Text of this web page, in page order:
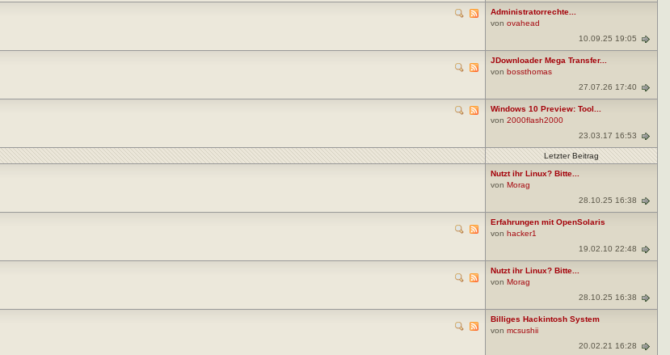
Administratorrechte...
von ovahead
10.09.25 19:05
JDownloader Mega Transfer...
von bossthomas
27.07.26 17:40
Windows 10 Preview: Tool...
von 2000flash2000
23.03.17 16:53
Letzter Beitrag
Nutzt ihr Linux? Bitte...
von Morag
28.10.25 16:38
Erfahrungen mit OpenSolaris
von hacker1
19.02.10 22:48
Nutzt ihr Linux? Bitte...
von Morag
28.10.25 16:38
Billiges Hackintosh System
von mcsushii
20.02.21 16:28